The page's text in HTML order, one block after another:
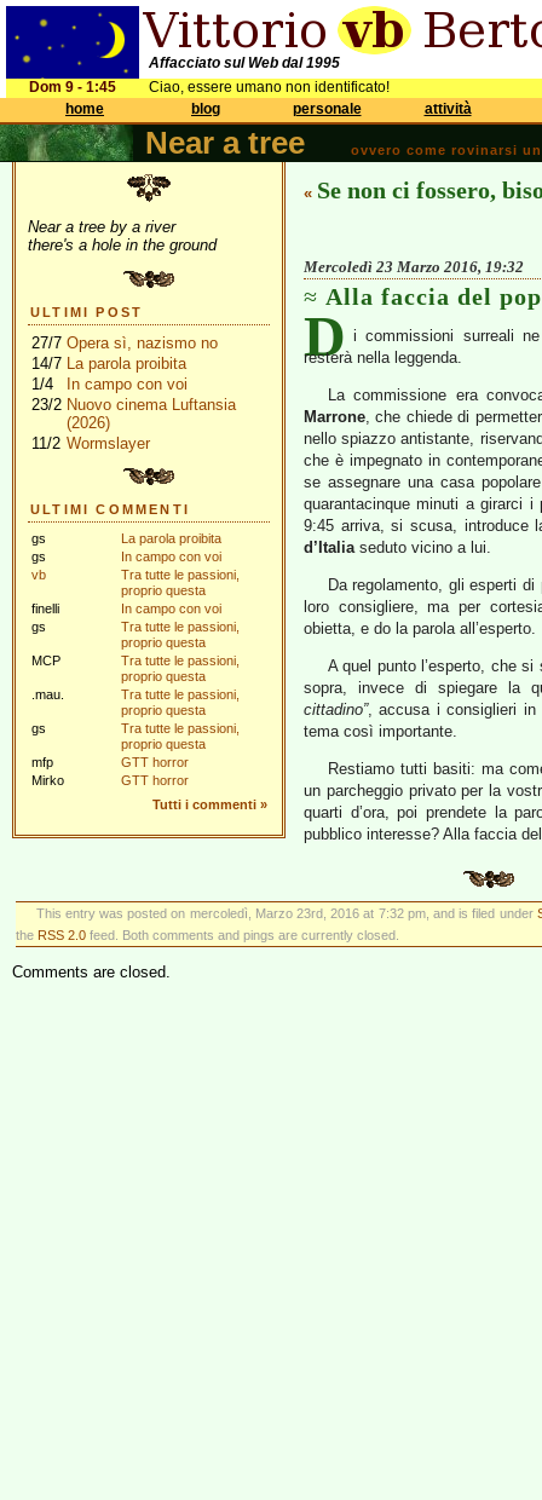
Affacciato sul Web dal 1995
Dom 9 - 1:45
Ciao, essere umano non identificato!
home
blog personale attività
Near a tree ovvero come rovinarsi
Near a tree by a river
there's a hole in the ground
ULTIMI POST
27/7 Opera sì, nazismo no
14/7 La parola proibita
1/4
In campo con voi
23/2 Nuovo cinema Luftansia
(2026)
11/2 Wormslayer
ULTIMI COMMENTI
gs
La parola proibita
gs
In campo con voi
vb
Tra tutte le passioni,
proprio questa
finelli
In campo con voi
gs
Tra tutte le passioni,
proprio questa
MCP
Tra tutte le passioni,
proprio questa
.mau.
Tra tutte le passioni,
proprio questa
gs
Tra tutte le passioni,
proprio questa
mfp
GTT horror
Mirko
GTT horror
Tutti i commenti »
« Se non ci fossero,
Mercoledì 23 Marzo 2016, 19:32
Alla faccia del
D i commissioni surreali
resterà nella leggenda.
La commissione era
Marrone, che chiede di
nello spiazzo antistante,
che è impegnato in
se assegnare una casa
quarantacinque minuti a girarci
9:45 arriva, si scusa, introduce
d’Italiaseduto vicino a lui.
Da regolamento, gli esperti
loro consigliere, ma per
obietta, e do la parola all’esperto.
A quel punto l’esperto, che
sopra, invece di spiegare la
cittadino”, accusa i consiglieri in
tema così importante.
Restiamo tutti basiti: ma
un parcheggio privato per la
quarti d’ora, poi prendete la
pubblico interesse? Alla faccia
This entry was posted on mercoledì, Marzo 23rd, 2016 at 7:32 pm, and is filed under
the RSS 2.0 feed. Both comments and pings are currently closed.
Comments are closed.